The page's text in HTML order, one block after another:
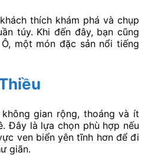
thích khám phá và chụp
túy. Khi đến đây, bạn cũng
một món đặc sản nổi tiếng
gian rộng, thoáng và ít
Đây là lựa chọn phù hợp nếu
ven biển yên tĩnh hơn để đi
giãn.